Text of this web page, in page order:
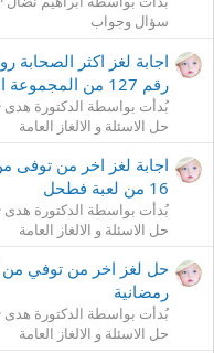
سؤال وجواب
اجابة لغز اكثر الصحابة
رقم 127 من المجموعة الخامسة عشر من لعبة
بُدأت بواسطة الدكتورة هدى
حل الاسئلة و الالغاز العامة
16 من لعبة فطحل
بُدأت بواسطة الدكتورة هدى
حل الاسئلة و الالغاز العامة
رمضانية
بُدأت بواسطة الدكتورة هدى
حل الاسئلة و الالغاز العامة